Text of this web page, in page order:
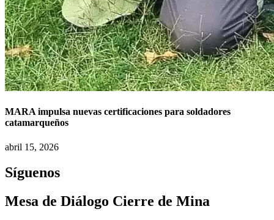
MARA impulsa nuevas certificaciones para soldadores
catamarqueños
abril 15, 2026
Síguenos
Mesa de Diálogo Cierre de Mina